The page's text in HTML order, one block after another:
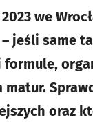
we
– jeśli same
oraz